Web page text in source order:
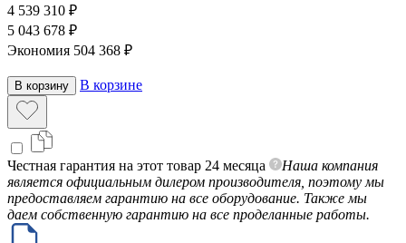
4 539 310 ₽
5 043 678 ₽
Экономия 504 368 ₽
В корзину В корзине
Честная гарантия на этот товар 24 месяца
Наша компания
является официальным дилером производителя, поэтому мы
предоставляем гарантию на все оборудование. Также мы
даем собственную гарантию на все проделанные работы.